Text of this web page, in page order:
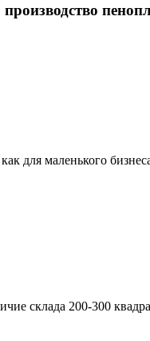
для маленького
склада 200-300